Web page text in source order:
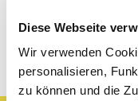
Diese Webseite
Wir verwenden
personalisieren,
zu können und die